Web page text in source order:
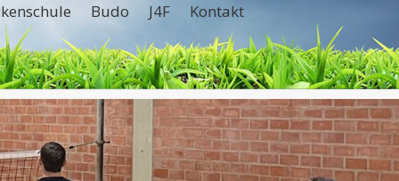
Budo J4F Kontakt